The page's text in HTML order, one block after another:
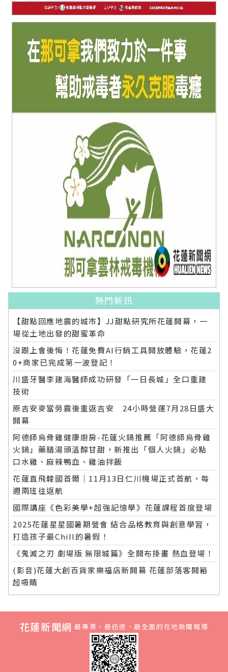
熱門新訊
【甜點回應地震的城市】JJ甜點研究所花蓮開幕，一
場從土地出發的甜蜜革命
沒跟上會後悔！花蓮免費AI行銷工具開放體驗，花蓮2
0+商家已完成第一波登記！
川盛牙醫李建海醫師成功研發「一日長城」全口重建
技術
原吉安麥當勞震後重返吉安 24小時營運7月28日盛大
開幕
阿德師烏骨雞健康廚房-花蓮火鍋推薦「阿德師烏骨雞
火鍋」藥膳湯頭溫醇甘甜，新推出「個人火鍋」必點
口水雞、麻辣鴨血、雞油拌飯
花蓮直飛韓國首爾｜11月13日仁川機場正式首航，每
週兩班往返航
國際講座《色彩美學+超強記憶學》花蓮課程首度登場
2025花蓮星星國暑期營會 結合品格教育與創意學習，
打造孩子最Chill的暑假！
《鬼滅之刃 劇場版 無限城篇》全開布掛畫 熱血登場！
(影音)花蓮大創百貨家樂福店新開幕 花蓮部落客開箱
超吸睛
花蓮新聞網 最專業、最迅速、最全面的在地新聞報導